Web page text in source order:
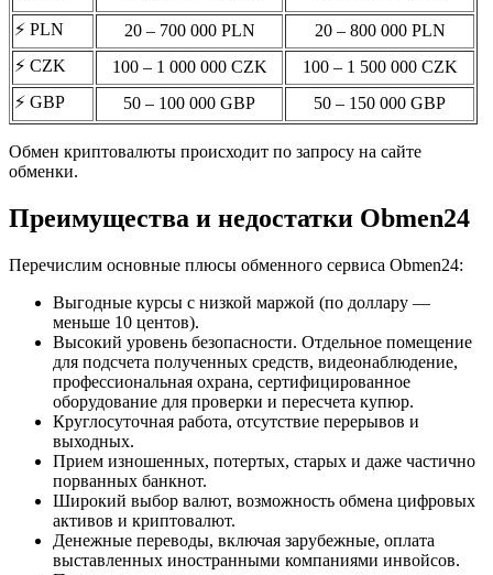
⚡️ PLN
20 – 700 000 PLN
20 – 800 000 PLN
⚡️ CZK
100 – 1 000 000 CZK
100 – 1 500 000 CZK
⚡️ GBP
50 – 100 000 GBP 50 – 150 000 GBP
Обмен криптовалюты происходит по запросу на сайте
обменки.
Преимущества и недостатки Obmen24
Перечислим основные плюсы обменного сервиса Obmen24:
Выгодные курсы с низкой маржой (по доллару —
меньше 10 центов).
Высокий уровень безопасности. Отдельное помещение
для подсчета полученных средств, видеонаблюдение,
профессиональная охрана, сертифицированное
оборудование для проверки и пересчета купюр.
Круглосуточная работа, отсутствие перерывов и
выходных.
Прием изношенных, потертых, старых и даже частично
порванных банкнот.
Широкий выбор валют, возможность обмена цифровых
активов и криптовалют.
Денежные переводы, включая зарубежные, оплата
выставленных иностранными компаниями инвойсов.